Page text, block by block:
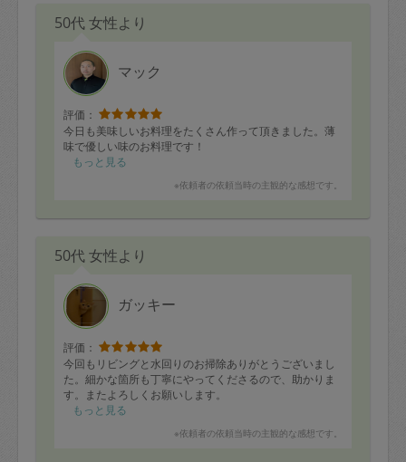
50代 女性より
マック
評価：
今日も美味しいお料理をたくさん作って頂きました。薄
味で優しい味のお料理です！
もっと見る
※依頼者の依頼当時の主観的な感想です。
50代 女性より
ガッキー
評価：
今回もリビングと水回りのお掃除ありがとうございまし
た。細かな箇所も丁寧にやってくださるので、助かりま
す。またよろしくお願いします。
もっと見る
※依頼者の依頼当時の主観的な感想です。